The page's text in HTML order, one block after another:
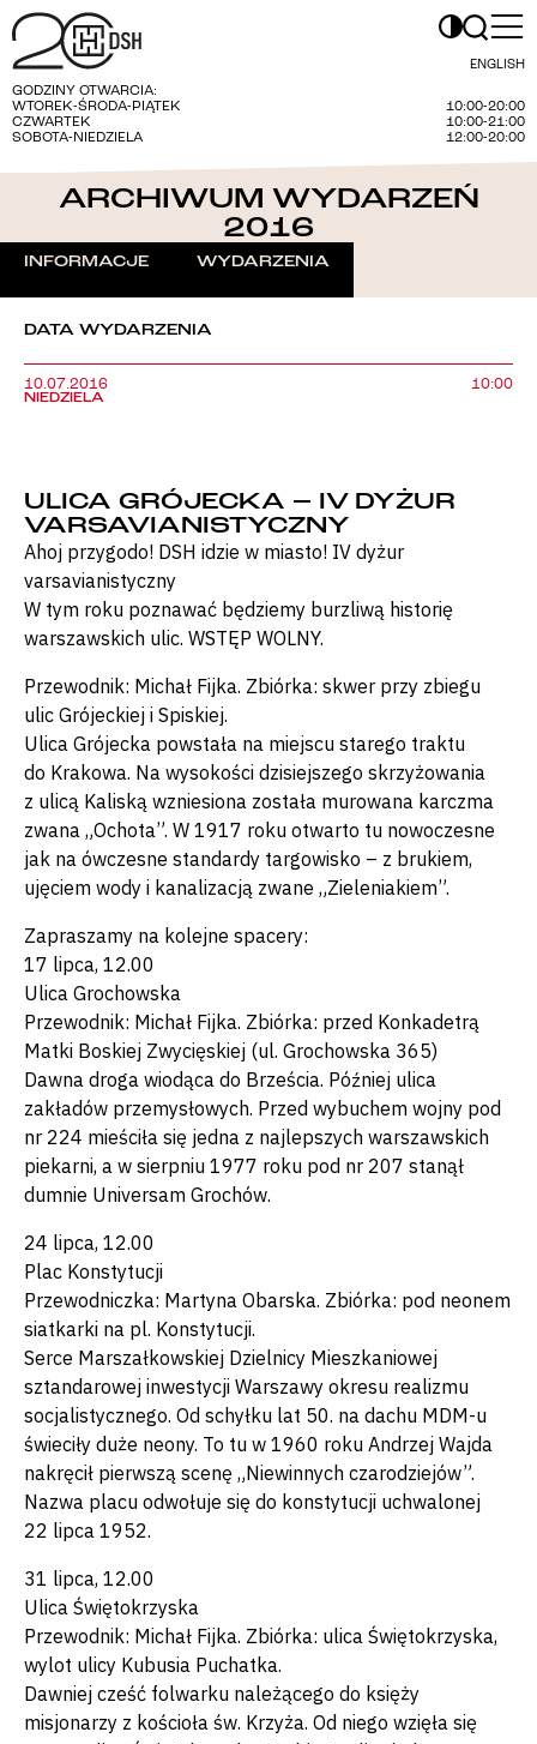
ENGLISH
GODZINY OTWARCIA:
WTOREK-ŚRODA-PIĄTEK
10:00-20:00
CZWARTEK
10:00-21:00
SOBOTA-NIEDZIELA
12:00-20:00
ARCHIWUM WYDARZEŃ
2016
INFORMACJE WYDARZENIA
DATA WYDARZENIA
10.07.2016
NIEDZIELA
10:00
ULICA GRÓJECKA – IV DYŻUR
VARSAVIANISTYCZNY
Ahoj przygodo! DSH idzie w miasto! IV dyżur
varsavianistyczny
W tym roku poznawać będziemy burzliwą historię
warszawskich ulic. WSTĘP WOLNY.
Przewodnik: Michał Fijka. Zbiórka: skwer przy zbiegu
ulic Grójeckiej i Spiskiej.
Ulica Grójecka powstała na miejscu starego traktu
do Krakowa. Na wysokości dzisiejszego skrzyżowania
z ulicą Kaliską wzniesiona została murowana karczma
zwana „Ochota”. W 1917 roku otwarto tu nowoczesne
jak na ówczesne standardy targowisko – z brukiem,
ujęciem wody i kanalizacją zwane „Zieleniakiem”.
Zapraszamy na kolejne spacery:
17 lipca, 12.00
Ulica Grochowska
Przewodnik: Michał Fijka. Zbiórka: przed Konkadetrą
Matki Boskiej Zwycięskiej (ul. Grochowska 365)
Dawna droga wiodąca do Brześcia. Później ulica
zakładów przemysłowych. Przed wybuchem wojny pod
nr 224 mieściła się jedna z najlepszych warszawskich
piekarni, a w sierpniu 1977 roku pod nr 207 stanął
dumnie Universam Grochów.
24 lipca, 12.00
Plac Konstytucji
Przewodniczka: Martyna Obarska. Zbiórka: pod neonem
siatkarki na pl. Konstytucji.
Serce Marszałkowskiej Dzielnicy Mieszkaniowej
sztandarowej inwestycji Warszawy okresu realizmu
socjalistycznego. Od schyłku lat 50. na dachu MDM-u
świeciły duże neony. To tu w 1960 roku Andrzej Wajda
nakręcił pierwszą scenę „Niewinnych czarodziejów”.
Nazwa placu odwołuje się do konstytucji uchwalonej
22 lipca 1952.
31 lipca, 12.00
Ulica Świętokrzyska
Przewodnik: Michał Fijka. Zbiórka: ulica Świętokrzyska,
wylot ulicy Kubusia Puchatka.
Dawniej cześć folwarku należącego do księży
misjonarzy z kościoła św. Krzyża. Od niego wzięła się